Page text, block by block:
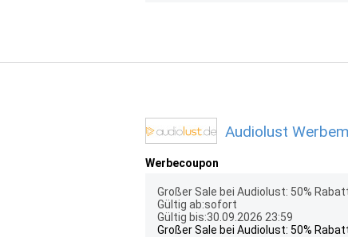
Audiolust
Werbecoupon
Großer Sale bei Audiolust: 50%
Gültig ab:sofort
Gültig bis:30.09.2026 23:59
Großer Sale bei Audiolust: 50%